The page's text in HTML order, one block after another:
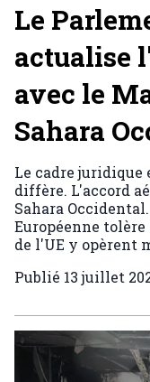
Le
actualise
avec le
Sahara
Le cadre juridique
diffère. L'accord
Sahara
Européenne
de l'UE y opèrent
Publié 13 juillet